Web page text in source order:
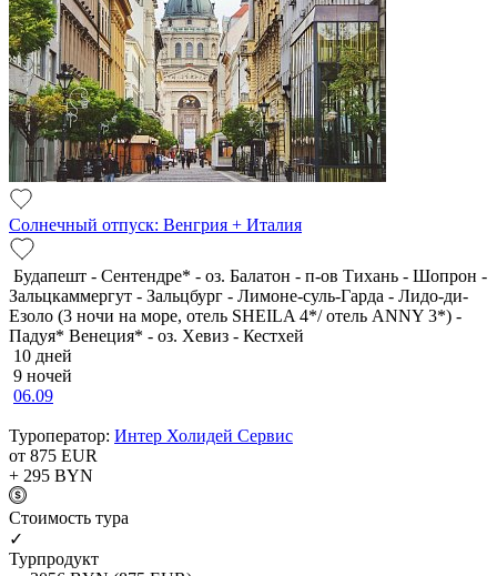
Солнечный отпуск: Венгрия + Италия
Будапешт - Сентендре* - оз. Балатон - п-ов Тихань - Шопрон -
Зальцкаммергут - Зальцбург - Лимоне-суль-Гарда - Лидо-ди-
Езоло (3 ночи на море, отель SHEILA 4*/ отель ANNY 3*) -
Падуя* Венеция* - оз. Хевиз - Кестхей
10 дней
9 ночей
06.09
Туроператор: Интер Холидей Сервис
от 875 EUR
+ 295 BYN
Cтоимость тура
✓
Турпродукт